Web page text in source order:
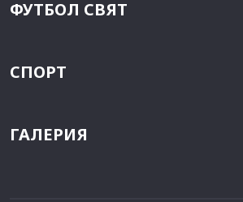
ФУТБОЛ СВЯТ
СПОРТ
ГАЛЕРИЯ